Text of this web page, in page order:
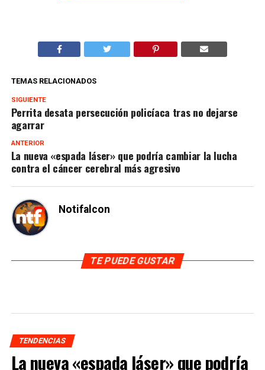
TEMAS RELACIONADOS
SIGUIENTE
Perrita desata persecución policíaca tras no dejarse
agarrar
ANTERIOR
La nueva «espada láser» que podría cambiar la lucha
contra el cáncer cerebral más agresivo
Notifalcon
TE PUEDE GUSTAR
TENDENCIAS
La nueva «espada láser» que podría